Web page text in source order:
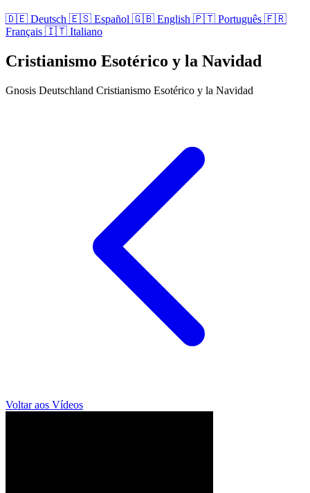
🇩🇪 Deutsch 🇪🇸 Español 🇬🇧 English 🇵🇹 Português 🇫🇷
Français 🇮🇹 Italiano
Cristianismo Esotérico y la Navidad
Gnosis Deutschland Cristianismo Esotérico y la Navidad
Voltar aos Vídeos